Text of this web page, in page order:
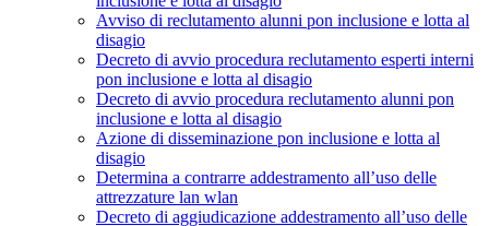
Avviso di reclutamento alunni pon inclusione e lotta al
disagio
Decreto di avvio procedura reclutamento esperti interni
pon inclusione e lotta al disagio
Decreto di avvio procedura reclutamento alunni pon
inclusione e lotta al disagio
Azione di disseminazione pon inclusione e lotta al
disagio
Determina a contrarre addestramento all’uso delle
attrezzature lan wlan
Decreto di aggiudicazione addestramento all’uso delle